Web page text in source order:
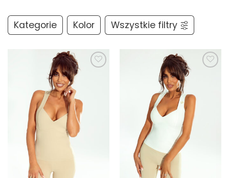
Kategorie Kolor Wszystkie filtry
Dodaj do
ulubionych
Dodaj do
ulubionych